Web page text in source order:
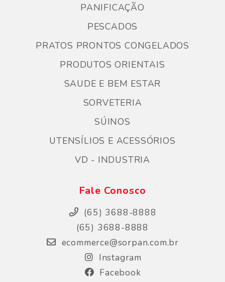
PANIFICAÇÃO
PESCADOS
PRATOS PRONTOS CONGELADOS
PRODUTOS ORIENTAIS
SAUDE E BEM ESTAR
SORVETERIA
SÚINOS
UTENSÍLIOS E ACESSÓRIOS
VD - INDUSTRIA
Fale Conosco
(65) 3688-8888
(65) 3688-8888
ecommerce@sorpan.com.br
Instagram
Facebook